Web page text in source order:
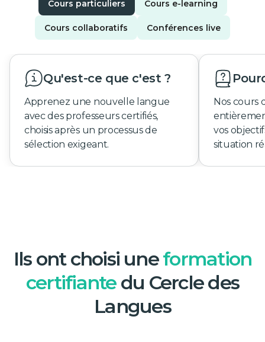
Cours particuliers Cours e-learning
Cours collaboratifs Conférences live
Qu'est-ce que c'est ?
Apprenez une nouvelle langue
avec des professeurs certifiés,
choisis après un processus de
sélection exigeant.
Nos cours
vos
situation
Ils ont choisi uneformation
certifiantedu Cercle des
Langues